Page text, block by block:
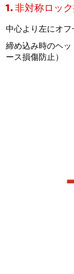
1. 非対称ロッ
中心より左にオ
締め込み時のヘ
ース損傷防止）